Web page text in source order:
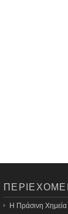
H Πράσινη Χημεία